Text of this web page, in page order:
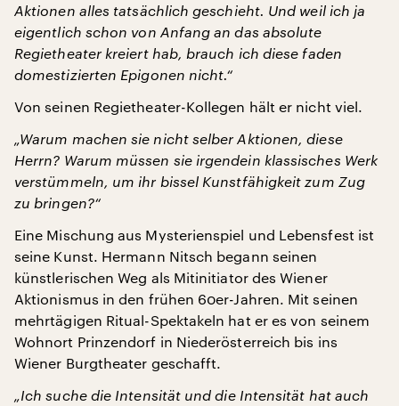
Aktionen alles tatsächlich geschieht. Und weil ich ja
eigentlich schon von Anfang an das absolute
Regietheater kreiert hab, brauch ich diese faden
domestizierten Epigonen nicht.“
Von seinen Regietheater-Kollegen hält er nicht viel.
„Warum machen sie nicht selber Aktionen, diese
Herrn? Warum müssen sie irgendein klassisches Werk
verstümmeln, um ihr bissel Kunstfähigkeit zum Zug
zu bringen?“
Eine Mischung aus Mysterienspiel und Lebensfest ist
seine Kunst. Hermann Nitsch begann seinen
künstlerischen Weg als Mitinitiator des Wiener
Aktionismus in den frühen 60er-Jahren. Mit seinen
mehrtägigen Ritual-Spektakeln hat er es von seinem
Wohnort Prinzendorf in Niederösterreich bis ins
Wiener Burgtheater geschafft.
„Ich suche die Intensität und die Intensität hat auch